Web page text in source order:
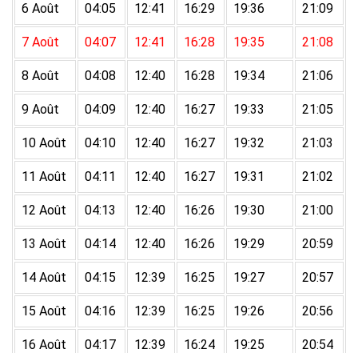
6 Août 04:05 12:41 16:29 19:36 21:09
7 Août 04:07 12:41 16:28 19:35 21:08
8 Août 04:08 12:40 16:28 19:34 21:06
9 Août 04:09 12:40 16:27 19:33 21:05
10 Août 04:10 12:40 16:27 19:32 21:03
11 Août 04:11 12:40 16:27 19:31 21:02
12 Août 04:13 12:40 16:26 19:30 21:00
13 Août 04:14 12:40 16:26 19:29 20:59
14 Août 04:15 12:39 16:25 19:27 20:57
15 Août 04:16 12:39 16:25 19:26 20:56
16 Août 04:17 12:39 16:24 19:25 20:54